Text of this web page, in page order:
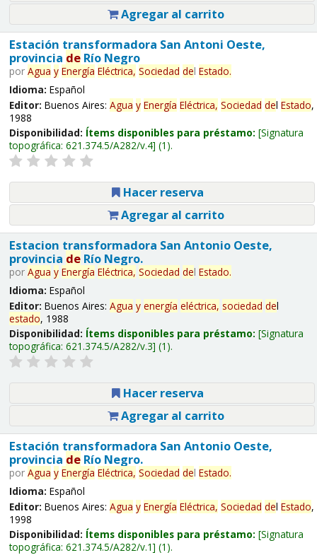
Agregar al carrito
Estación transformadora San Antoni Oeste,
provincia deRío Negro
por Agua y Energía Eléctrica, Sociedad del Estado.
Idioma: Español
Editor: Buenos Aires: Agua y Energía Eléctrica, Sociedad del Estado,
1988
Disponibilidad: Ítems disponibles para préstamo: Signatura
topográfica: 621.374.5/A282/v.4 (1).
Hacer reserva
Agregar al carrito
Estacion transformadora San Antonio Oeste,
provincia deRío Negro.
por Agua y Energía Eléctrica, Sociedad del Estado.
Idioma: Español
Editor: Buenos Aires: Agua y energía eléctrica, sociedad del
estado, 1988
Disponibilidad: Ítems disponibles para préstamo: Signatura
topográfica: 621.374.5/A282/v.3 (1).
Hacer reserva
Agregar al carrito
Estación transformadora San Antonio Oeste,
provincia deRío Negro.
por Agua y Energía Eléctrica, Sociedad del Estado.
Idioma: Español
Editor: Buenos Aires: Agua y Energía Eléctrica, Sociedad del Estado,
1998
Disponibilidad: Ítems disponibles para préstamo: Signatura
topográfica: 621.374.5/A282/v.1 (1).